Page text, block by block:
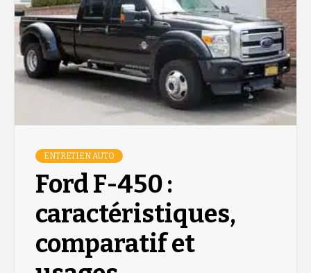
ENTRETIEN AUTO
Ford F-450 :
caractéristiques,
comparatif et